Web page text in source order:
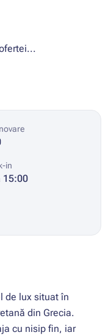
in
15:00
de lux situat în
din Grecia.
cu nisip fin, iar